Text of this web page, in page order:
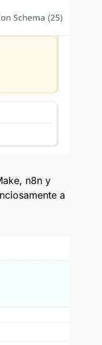
n8n y
a